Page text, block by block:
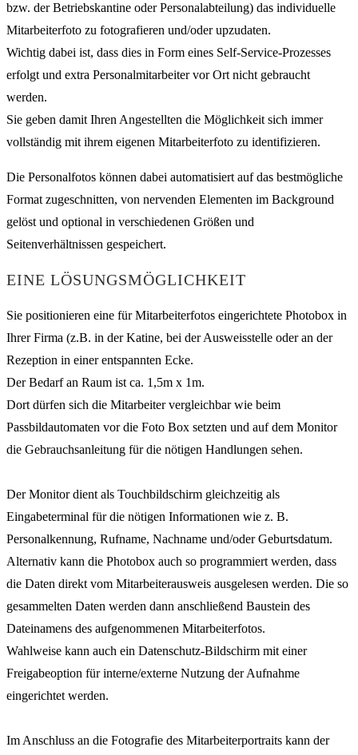
bzw. der Betriebskantine oder Personalabteilung) das individuelle
Mitarbeiterfoto zu fotografieren und/oder upzudaten.
Wichtig dabei ist, dass dies in Form eines Self-Service-Prozesses
erfolgt und extra Personalmitarbeiter vor Ort nicht gebraucht
werden.
Sie geben damit Ihren Angestellten die Möglichkeit sich immer
vollständig mit ihrem eigenen Mitarbeiterfoto zu identifizieren.
Die Personalfotos können dabei automatisiert auf das bestmögliche
Format zugeschnitten, von nervenden Elementen im Background
gelöst und optional in verschiedenen Größen und
Seitenverhältnissen gespeichert.
EINE LÖSUNGSMÖGLICHKEIT
Sie positionieren eine für Mitarbeiterfotos eingerichtete Photobox in
Ihrer Firma (z.B. in der Katine, bei der Ausweisstelle oder an der
Rezeption in einer entspannten Ecke.
Der Bedarf an Raum ist ca. 1,5m x 1m.
Dort dürfen sich die Mitarbeiter vergleichbar wie beim
Passbildautomaten vor die Foto Box setzten und auf dem Monitor
die Gebrauchsanleitung für die nötigen Handlungen sehen.
Der Monitor dient als Touchbildschirm gleichzeitig als
Eingabeterminal für die nötigen Informationen wie z. B.
Personalkennung, Rufname, Nachname und/oder Geburtsdatum.
Alternativ kann die Photobox auch so programmiert werden, dass
die Daten direkt vom Mitarbeiterausweis ausgelesen werden. Die so
gesammelten Daten werden dann anschließend Baustein des
Dateinamens des aufgenommenen Mitarbeiterfotos.
Wahlweise kann auch ein Datenschutz-Bildschirm mit einer
Freigabeoption für interne/externe Nutzung der Aufnahme
eingerichtet werden.
Im Anschluss an die Fotografie des Mitarbeiterportraits kann der